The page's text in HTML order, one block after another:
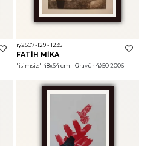
iy2507-129 - 1235
FATİH MİKA
"isimsiz" 48x64 cm - Gravür 4//50 2005